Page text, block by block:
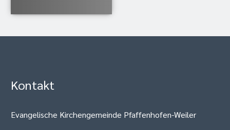
Kontakt
Evangelische Kirchengemeinde Pfaffenhofen-Weiler